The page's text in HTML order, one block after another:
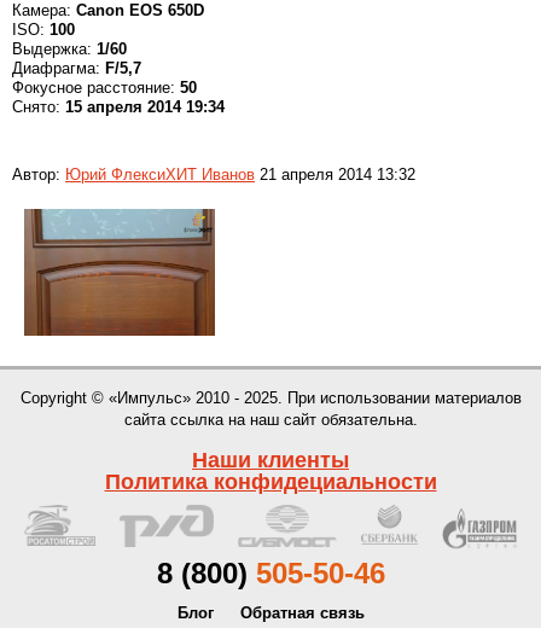
Камера: Canon EOS 650D
ISO: 100
Выдержка: 1/60
Диафрагма: F/5,7
Фокусное расстояние: 50
Снято: 15 апреля 2014 19:34
Автор: Юрий ФлексиХИТ Иванов 21 апреля 2014 13:32
Copyright © «Импульс» 2010 - 2025. При использовании материалов
сайта ссылка на наш сайт обязательна.
Наши клиенты
Политика конфидециальности
8 (800) 505-50-46
Блог Обратная связь